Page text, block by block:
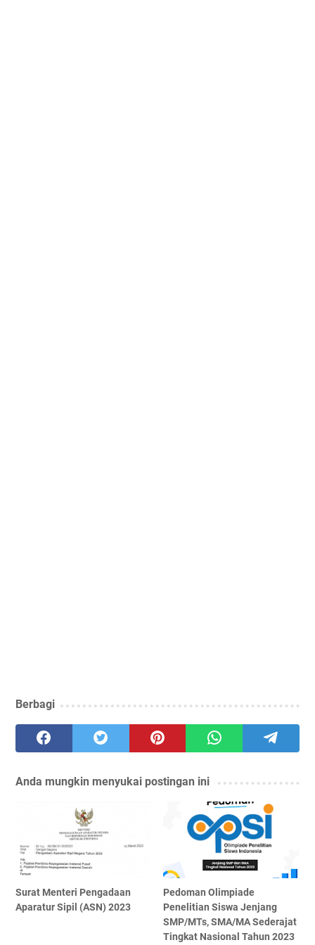
Berbagi
Anda mungkin menyukai postingan ini
Surat Menteri Pengadaan
Aparatur Sipil (ASN) 2023
Pedoman Olimpiade
Penelitian Siswa Jenjang
SMP/MTs, SMA/MA Sederajat
Tingkat Nasional Tahun 2023